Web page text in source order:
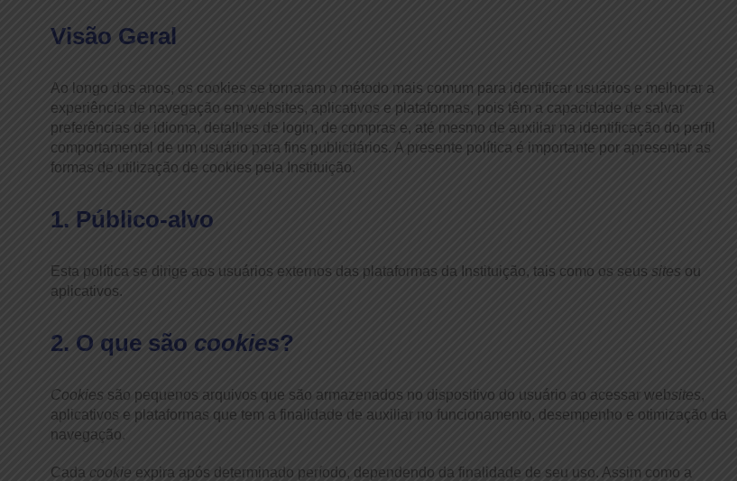
Visão Geral
Ao longo dos anos, os cookies se tornaram o método mais comum para identificar usuários e melhorar a
experiência de navegação em websites, aplicativos e plataformas, pois têm a capacidade de salvar
preferências de idioma, detalhes de login, de compras e, até mesmo de auxiliar na identificação do perfil
comportamental de um usuário para fins publicitários. A presente política é importante por apresentar as
formas de utilização de cookies pela Instituição.
1. Público-alvo
Esta política se dirige aos usuários externos das plataformas da Instituição, tais como os seus sites ou
aplicativos.
2. O que são cookies?
Cookies são pequenos arquivos que são armazenados no dispositivo do usuário ao acessar websites,
aplicativos e plataformas que tem a finalidade de auxiliar no funcionamento, desempenho e otimização da
navegação.
Cada cookie expira após determinado período, dependendo da finalidade de seu uso. Assim como a